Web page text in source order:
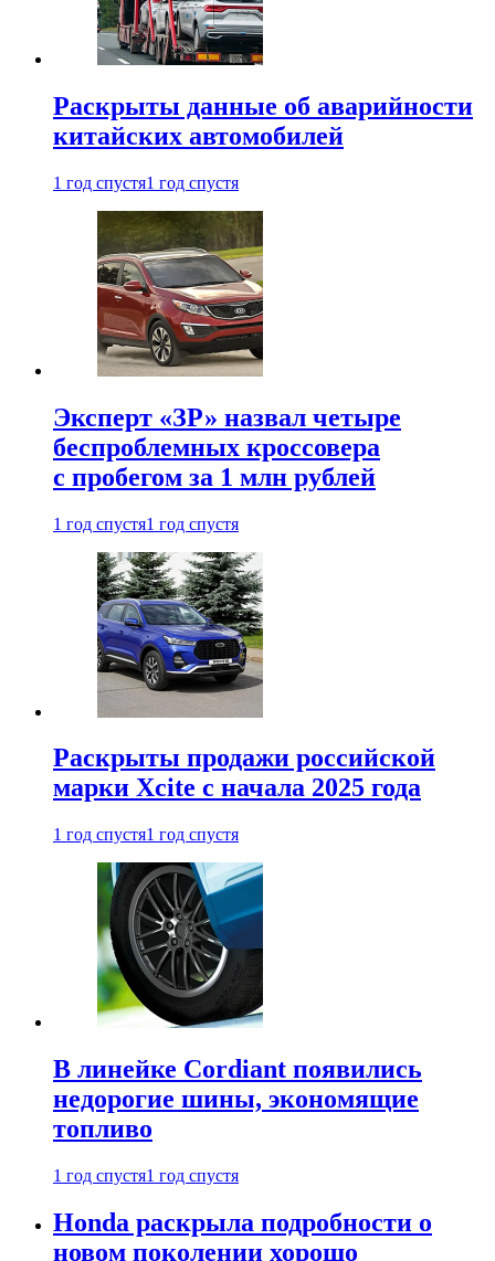
Раскрыты данные об аварийности
китайских автомобилей
1 год спустя1 год спустя
Эксперт «ЗР» назвал четыре
беспроблемных кроссовера
с пробегом за 1 млн рублей
1 год спустя1 год спустя
Раскрыты продажи российской
марки Xcite с начала 2025 года
1 год спустя1 год спустя
В линейке Cordiant появились
недорогие шины, экономящие
топливо
1 год спустя1 год спустя
Honda раскрыла подробности о
новом поколении хорошо